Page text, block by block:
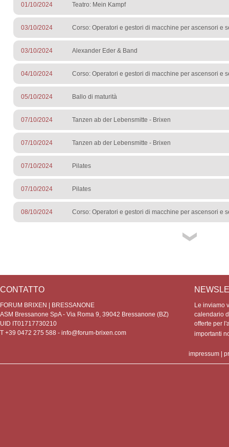
01/10/2024 Teatro: Mein Kampf
03/10/2024 Corso: Operatori e gestori di macchine per ascensori e
03/10/2024 Alexander Eder & Band
04/10/2024 Corso: Operatori e gestori di macchine per ascensori e
05/10/2024 Ballo di maturità
07/10/2024 Tanzen ab der Lebensmitte - Brixen
07/10/2024 Tanzen ab der Lebensmitte - Brixen
07/10/2024 Pilates
07/10/2024 Pilates
08/10/2024 Corso: Operatori e gestori di macchine per ascensori e
CONTATTO
FORUM BRIXEN | BRESSANONE
ASM Bressanone SpA - Via Roma 9, 39042 Bressanone (BZ)
UID IT01717730210
T +39 0472 275 588 - info@forum-brixen.com
Le inviamo
calendario
offerte per
importanti
impressum